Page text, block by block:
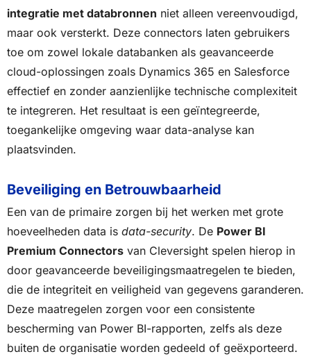
integratie met databronnen niet alleen vereenvoudigd,
maar ook versterkt. Deze connectors laten gebruikers
toe om zowel lokale databanken als geavanceerde
cloud-oplossingen zoals Dynamics 365 en Salesforce
effectief en zonder aanzienlijke technische complexiteit
te integreren. Het resultaat is een geïntegreerde,
toegankelijke omgeving waar data-analyse kan
plaatsvinden.
Beveiliging en Betrouwbaarheid
Een van de primaire zorgen bij het werken met grote
hoeveelheden data is data-security. De Power BI
Premium Connectors van Cleversight spelen hierop in
door geavanceerde beveiligingsmaatregelen te bieden,
die de integriteit en veiligheid van gegevens garanderen.
Deze maatregelen zorgen voor een consistente
bescherming van Power BI-rapporten, zelfs als deze
buiten de organisatie worden gedeeld of geëxporteerd.